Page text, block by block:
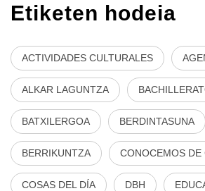
Etiketen hodeia
ACTIVIDADES CULTURALES
ALKAR LAGUNTZA
BATXILERGOA BERDINTASUNA
BERRIKUNTZA CONOCEMOS DE
COSAS DEL DÍA DBH